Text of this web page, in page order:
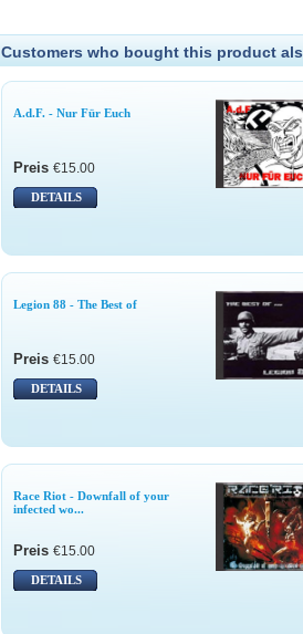
Customers who bought this product
A.d.F. - Nur Für Euch
Preis €15.00
DETAILS
Legion 88 - The Best of
Preis €15.00
DETAILS
Race Riot - Downfall of your
infected wo...
Preis €15.00
DETAILS